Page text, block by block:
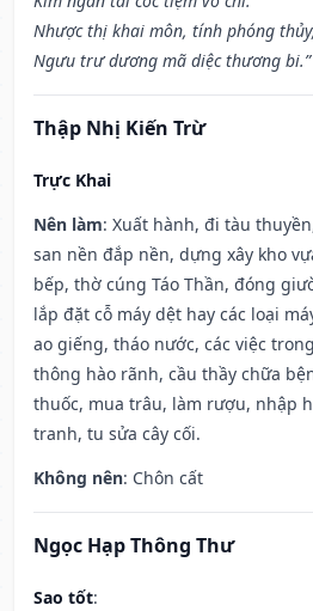
Nhược thị khai môn, tính phóng thủy,
Ngưu trư dương mã diệc thương bi.”
Thập Nhị Kiến Trừ
Trực Khai
Nên làm: Xuất hành, đi tàu
san nền đắp nền, dựng xây kho
bếp, thờ cúng Táo Thần, đóng
lắp đặt cỗ máy dệt hay các loại
ao giếng, tháo nước, các việc
thông hào rãnh, cầu thầy chữa
thuốc, mua trâu, làm rượu, nhập
tranh, tu sửa cây cối.
Không nên: Chôn cất
Ngọc Hạp Thông Thư
Sao tốt: